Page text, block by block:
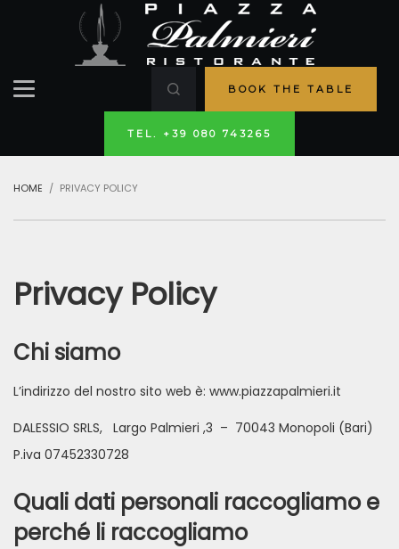
BOOK THE TABLE
TEL. +39 080 743265
HOME PRIVACY POLICY
Privacy Policy
Chi siamo
L’indirizzo del nostro sito web è: www.piazzapalmieri.it
DALESSIO SRLS, Largo Palmieri ,3 – 70043 Monopoli (Bari)
P.iva 07452330728
Quali dati personali raccogliamo e
perché li raccogliamo